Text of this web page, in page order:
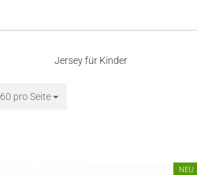
Jersey für Kinder
60 pro Seite
pro Seite
NEU